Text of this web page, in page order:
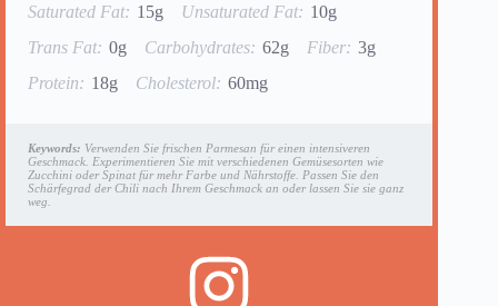
Saturated Fat: 15g Unsaturated Fat: 10g
Trans Fat: 0g Carbohydrates: 62g Fiber: 3g
Protein: 18g Cholesterol: 60mg
Keywords: Verwenden Sie frischen Parmesan für einen intensiveren
Geschmack. Experimentieren Sie mit verschiedenen Gemüsesorten wie
Zucchini oder Spinat für mehr Farbe und Nährstoffe. Passen Sie den
Schärfegrad der Chili nach Ihrem Geschmack an oder lassen Sie sie ganz
weg.